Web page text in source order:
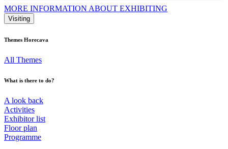
MORE INFORMATION ABOUT EXHIBITING
Visiting
Themes Horecava
All Themes
What is there to do?
A look back
Activities
Exhibitor list
Floor plan
Programme